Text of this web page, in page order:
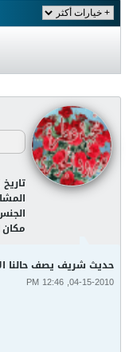
مكان
حديث شريف يصف حالنا
04-15-2010, 12:46 PM